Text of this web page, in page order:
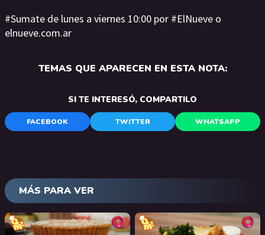
#Sumate de lunes a viernes 10:00 por #ElNueve o
elnueve.com.ar
TEMAS QUE APARECEN EN ESTA NOTA:
SI TE INTERESÓ, COMPARTILO
FACEBOOK TWITTER WHATSAPP
MÁS PARA VER